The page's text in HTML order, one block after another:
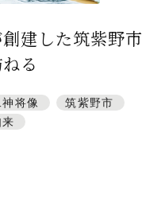
建した筑紫野市
る
将像
筑紫野市